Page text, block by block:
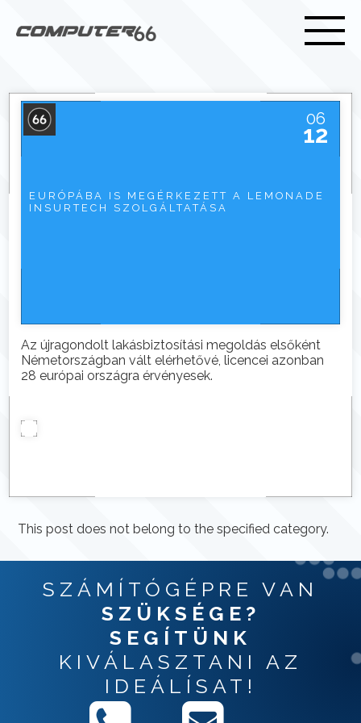
06
12
EURÓPÁBA IS MEGÉRKEZETT A LEMONADE
INSURTECH SZOLGÁLTATÁSA
Az újragondolt lakásbiztosítási megoldás elsőként
Németországban vált elérhetővé, licencei azonban
28 európai országra érvényesek.
This post does not belong to the specified category.
SZÁMÍTÓGÉPRE VAN
SZÜKSÉGE?
SEGÍTÜNK
KIVÁLASZTANI AZ
IDEÁLÍSAT!